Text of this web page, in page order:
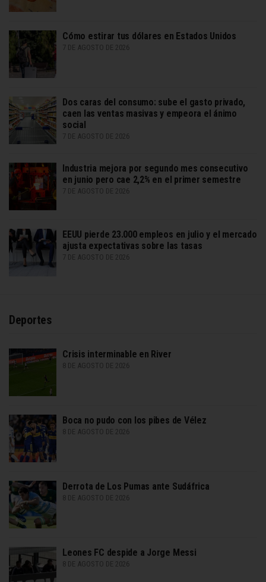
Cómo estirar tus dólares en Estados Unidos
7 DE AGOSTO DE 2026
Dos caras del consumo: sube el gasto privado,
caen las ventas masivas y empeora el ánimo
social
7 DE AGOSTO DE 2026
Industria mejora por segundo mes consecutivo
en junio pero cae 2,2% en el primer semestre
7 DE AGOSTO DE 2026
EEUU pierde 23.000 empleos en julio y el mercado
ajusta expectativas sobre las tasas
7 DE AGOSTO DE 2026
Deportes
Crisis interminable en River
8 DE AGOSTO DE 2026
Boca no pudo con los pibes de Vélez
8 DE AGOSTO DE 2026
Derrota de Los Pumas ante Sudáfrica
8 DE AGOSTO DE 2026
Leones FC despide a Jorge Messi
8 DE AGOSTO DE 2026